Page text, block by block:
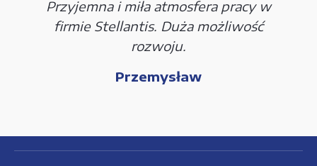
Przyjemna i miła atmosfera pracy w
firmie Stellantis. Duża możliwość
rozwoju.
Przemysław